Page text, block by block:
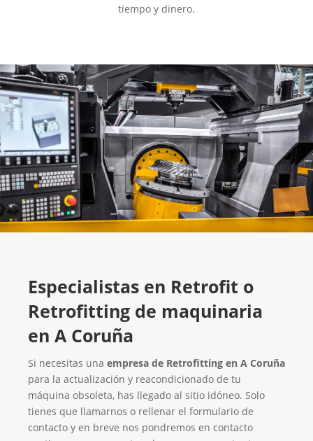
tiempo y dinero.
Especialistas en Retrofit o
Retrofitting de maquinaria
en A Coruña
Si necesitas una empresa de Retrofitting en A Coruña
para la actualización y reacondicionado de tu
máquina obsoleta, has llegado al sitio idóneo. Solo
tienes que llamarnos o rellenar el formulario de
contacto y en breve nos pondremos en contacto